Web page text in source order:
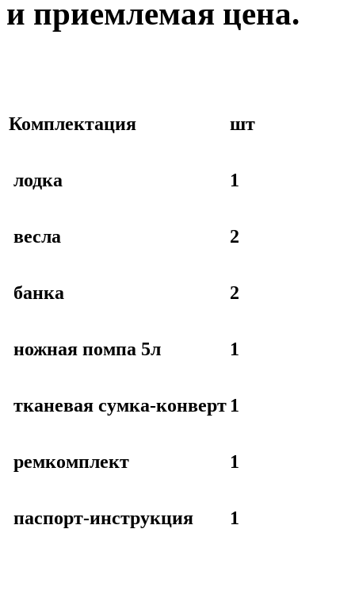
и приемлемая цена.
Комплектация шт
лодка 1
весла 2
банка 2
ножная помпа 5л 1
тканевая сумка-конверт 1
ремкомплект 1
паспорт-инструкция 1